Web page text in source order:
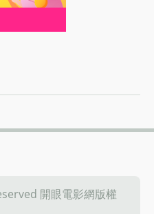
開眼電影網版權